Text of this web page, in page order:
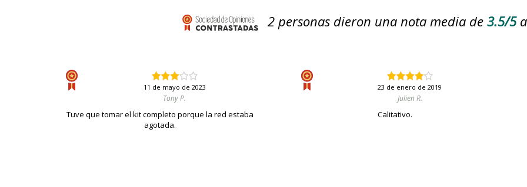
2personas dieron una nota media de3.5/5
11 de mayo de 2023
Tony P.
Tuve que tomar el kit completo porque la red estaba
agotada.
23 de enero de 2019
Julien R.
Calitativo.